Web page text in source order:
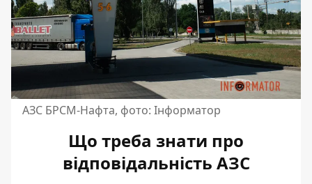
АЗС БРСМ-Нафта, фото: Інформатор
Що треба знати про
відповідальність АЗС